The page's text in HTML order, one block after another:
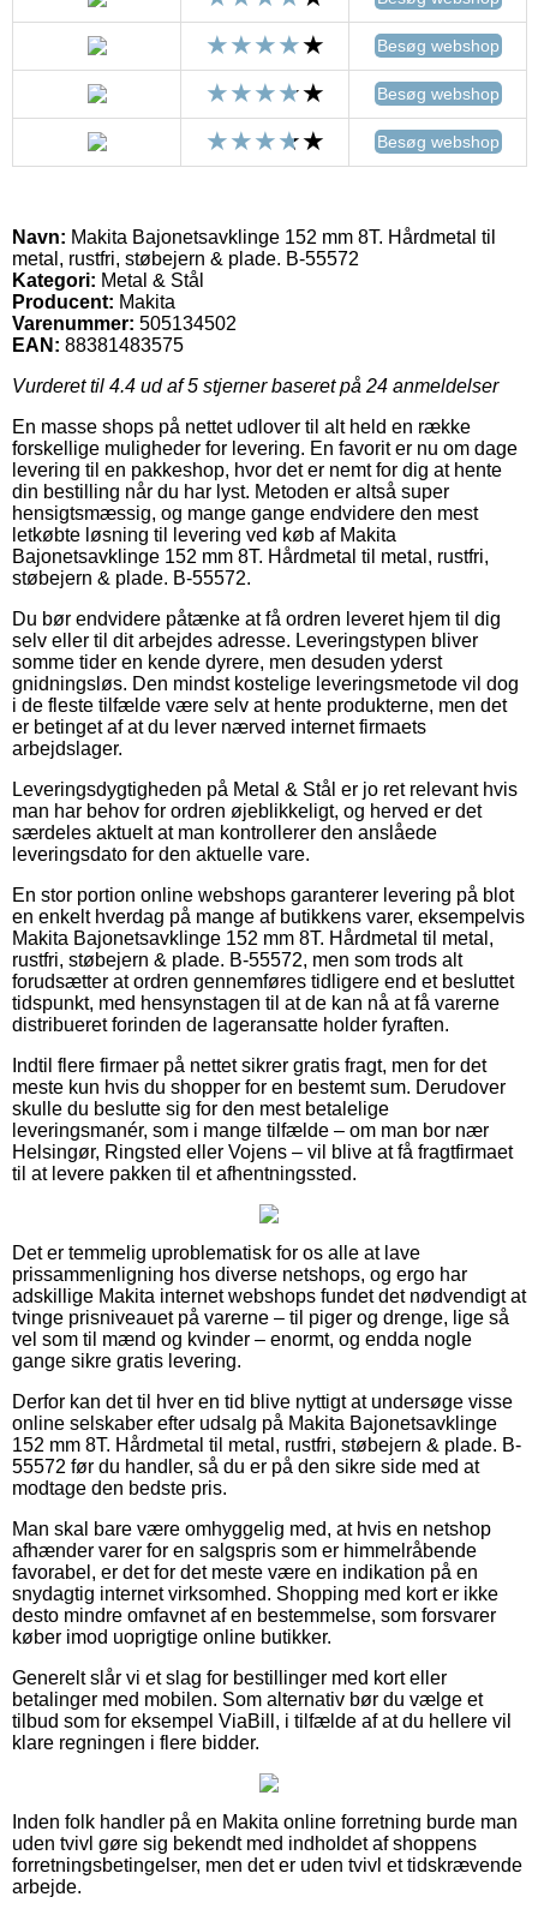
Besøg webshop
Besøg webshop
Besøg webshop
Navn: Makita Bajonetsavklinge 152 mm 8T. Hårdmetal til
metal, rustfri, støbejern & plade. B-55572
Kategori: Metal & Stål
Producent: Makita
Varenummer: 505134502
EAN: 88381483575
Vurderet til 4.4 ud af 5 stjerner baseret på 24 anmeldelser
En masse shops på nettet udlover til alt held en række
forskellige muligheder for levering. En favorit er nu om dage
levering til en pakkeshop, hvor det er nemt for dig at hente
din bestilling når du har lyst. Metoden er altså super
hensigtsmæssig, og mange gange endvidere den mest
letkøbte løsning til levering ved køb af Makita
Bajonetsavklinge 152 mm 8T. Hårdmetal til metal, rustfri,
støbejern & plade. B-55572.
Du bør endvidere påtænke at få ordren leveret hjem til dig
selv eller til dit arbejdes adresse. Leveringstypen bliver
somme tider en kende dyrere, men desuden yderst
gnidningsløs. Den mindst kostelige leveringsmetode vil dog
i de fleste tilfælde være selv at hente produkterne, men det
er betinget af at du lever nærved internet firmaets
arbejdslager.
Leveringsdygtigheden på Metal & Stål er jo ret relevant hvis
man har behov for ordren øjeblikkeligt, og herved er det
særdeles aktuelt at man kontrollerer den anslåede
leveringsdato for den aktuelle vare.
En stor portion online webshops garanterer levering på blot
en enkelt hverdag på mange af butikkens varer, eksempelvis
Makita Bajonetsavklinge 152 mm 8T. Hårdmetal til metal,
rustfri, støbejern & plade. B-55572, men som trods alt
forudsætter at ordren gennemføres tidligere end et besluttet
tidspunkt, med hensynstagen til at de kan nå at få varerne
distribueret forinden de lageransatte holder fyraften.
Indtil flere firmaer på nettet sikrer gratis fragt, men for det
meste kun hvis du shopper for en bestemt sum. Derudover
skulle du beslutte sig for den mest betalelige
leveringsmanér, som i mange tilfælde – om man bor nær
Helsingør, Ringsted eller Vojens – vil blive at få fragtfirmaet
til at levere pakken til et afhentningssted.
Det er temmelig uproblematisk for os alle at lave
prissammenligning hos diverse netshops, og ergo har
adskillige Makita internet webshops fundet det nødvendigt at
tvinge prisniveauet på varerne – til piger og drenge, lige så
vel som til mænd og kvinder – enormt, og endda nogle
gange sikre gratis levering.
Derfor kan det til hver en tid blive nyttigt at undersøge visse
online selskaber efter udsalg på Makita Bajonetsavklinge
152 mm 8T. Hårdmetal til metal, rustfri, støbejern & plade. B-
55572 før du handler, så du er på den sikre side med at
modtage den bedste pris.
Man skal bare være omhyggelig med, at hvis en netshop
afhænder varer for en salgspris som er himmelråbende
favorabel, er det for det meste være en indikation på en
snydagtig internet virksomhed. Shopping med kort er ikke
desto mindre omfavnet af en bestemmelse, som forsvarer
køber imod uoprigtige online butikker.
Generelt slår vi et slag for bestillinger med kort eller
betalinger med mobilen. Som alternativ bør du vælge et
tilbud som for eksempel ViaBill, i tilfælde af at du hellere vil
klare regningen i flere bidder.
Inden folk handler på en Makita online forretning burde man
uden tvivl gøre sig bekendt med indholdet af shoppens
forretningsbetingelser, men det er uden tvivl et tidskrævende
arbejde.